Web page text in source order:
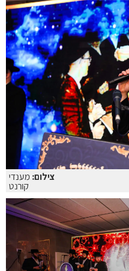
צילום: מענדי
קורנט